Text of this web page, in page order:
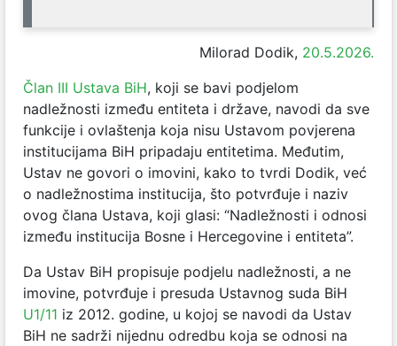
Milorad Dodik, 20.5.2026.
Član III Ustava BiH, koji se bavi podjelom
nadležnosti između entiteta i države, navodi da sve
funkcije i ovlaštenja koja nisu Ustavom povjerena
institucijama BiH pripadaju entitetima. Međutim,
Ustav ne govori o imovini, kako to tvrdi Dodik, već
o nadležnostima institucija, što potvrđuje i naziv
ovog člana Ustava, koji glasi: “Nadležnosti i odnosi
između institucija Bosne i Hercegovine i entiteta”.
Da Ustav BiH propisuje podjelu nadležnosti, a ne
imovine, potvrđuje i presuda Ustavnog suda BiH
U1/11 iz 2012. godine, u kojoj se navodi da Ustav
BiH ne sadrži nijednu odredbu koja se odnosi na